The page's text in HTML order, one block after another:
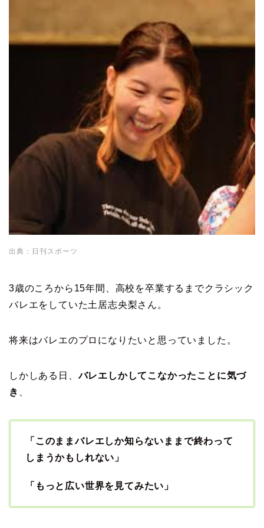
出典：日刊スポーツ
3歳のころから15年間、高校を卒業するまでクラシック
バレエをしていた土居志央梨さん。
将来はバレエのプロになりたいと思っていました。
しかしある日、バレエしかしてこなかったことに気づ
き
「このままバレエしか知らないままで終わって
しまうかもしれない」
「もっと広い世界を見てみたい」